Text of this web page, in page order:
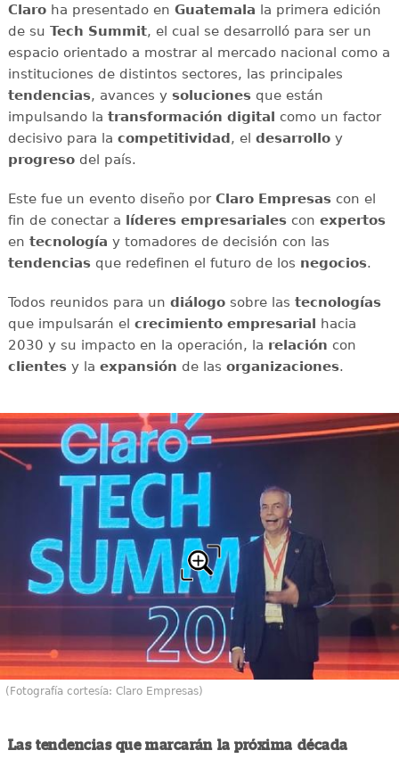
Claroha presentado en Guatemala la primera edición
de su Tech Summit, el cual se desarrolló para ser un
espacio orientado a mostrar al mercado nacional como a
instituciones de distintos sectores, las principales
tendencias, avances y solucionesque están
impulsando la transformación digital como un factor
decisivo para la competitividad, el desarrolloy
progresodel país.
Este fue un evento diseño por Claro Empresascon el
fin de conectar a líderes empresarialescon expertos
en tecnología y tomadores de decisión con las
tendenciasque redefinen el futuro de los negocios.
Todos reunidos para un diálogosobre las tecnologías
que impulsarán el crecimiento empresarial hacia
2030 y su impacto en la operación, la relación con
clientesy la expansión de las organizaciones.
(Fotografía cortesía: Claro Empresas)
Las tendencias que marcarán la próxima década